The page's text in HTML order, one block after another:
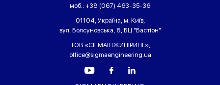
моб.: +38 (067) 463-35-36
01104, Україна, м. Київ,
вул. Болсуновська, 8, БЦ "Бастіон"
ТОВ «СІГМАІНЖИНІРИНГ»,
office@sigmaengineering.ua